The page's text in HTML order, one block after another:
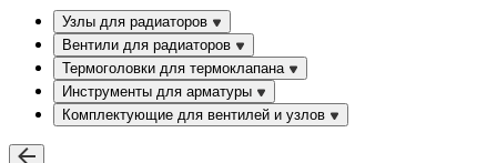
Узлы для радиаторов
Вентили для радиаторов
Термоголовки для термоклапана
Инструменты для арматуры
Комплектующие для вентилей и узлов